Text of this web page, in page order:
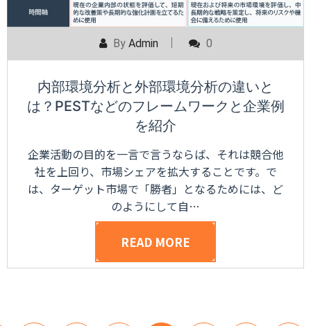
By Admin 0
内部環境分析と外部環境分析の違いと
は？PESTなどのフレームワークと企業例
を紹介
企業活動の目的を一言で言うならば、それは競合他
社を上回り、市場シェアを拡大することです。で
は、ターゲット市場で「勝者」となるためには、ど
のようにして自…
READ MORE